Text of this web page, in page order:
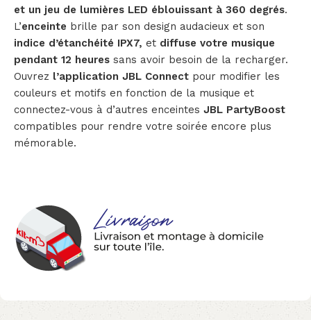
et un jeu de lumières LED éblouissant à 360 degrés.
L’enceinte brille par son design audacieux et son
indice d’étanchéité IPX7, et diffuse votre musique
pendant 12 heures sans avoir besoin de la recharger.
Ouvrez l’application JBL Connect pour modifier les
couleurs et motifs en fonction de la musique et
connectez-vous à d’autres enceintes JBL PartyBoost
compatibles pour rendre votre soirée encore plus
mémorable.